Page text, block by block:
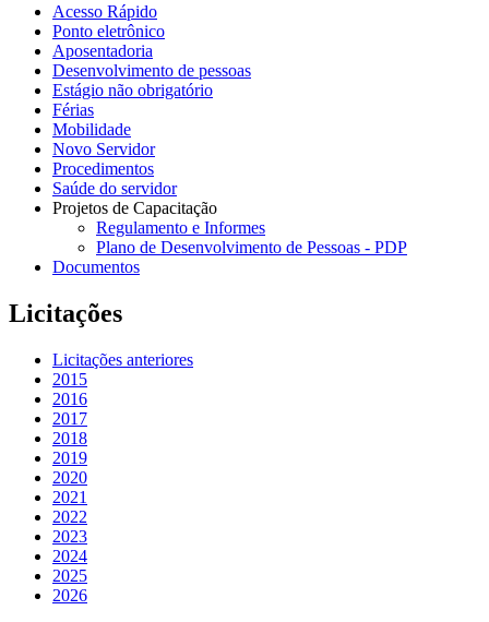
Acesso Rápido
Ponto eletrônico
Aposentadoria
Desenvolvimento de pessoas
Estágio não obrigatório
Férias
Mobilidade
Novo Servidor
Procedimentos
Saúde do servidor
Projetos de Capacitação
Regulamento e Informes
Plano de Desenvolvimento de Pessoas - PDP
Documentos
Licitações
Licitações anteriores
2015
2016
2017
2018
2019
2020
2021
2022
2023
2024
2025
2026